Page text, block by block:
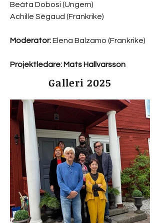
Beáta Dobosi (Ungern)
Achille Ségaud (Frankrike)​
Moderator:Elena Balzamo (Frankrike)
Projektledare: Mats Hallvarsson
Galleri 2025